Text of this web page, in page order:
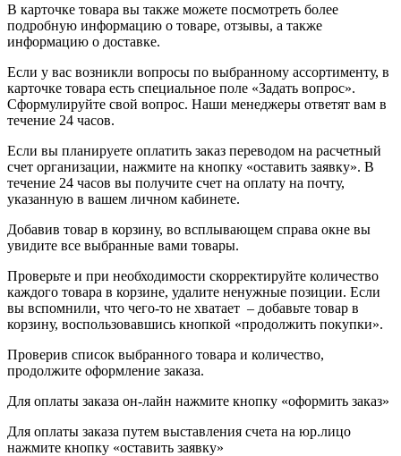
В карточке товара вы также можете посмотреть более
подробную информацию о товаре, отзывы, а также
информацию о доставке.
Если у вас возникли вопросы по выбранному ассортименту, в
карточке товара есть специальное поле «Задать вопрос».
Сформулируйте свой вопрос. Наши менеджеры ответят вам в
течение 24 часов.
Если вы планируете оплатить заказ переводом на расчетный
счет организации, нажмите на кнопку «оставить заявку». В
течение 24 часов вы получите счет на оплату на почту,
указанную в вашем личном кабинете.
Добавив товар в корзину, во всплывающем справа окне вы
увидите все выбранные вами товары.
Проверьте и при необходимости скорректируйте количество
каждого товара в корзине, удалите ненужные позиции. Если
вы вспомнили, что чего-то не хватает – добавьте товар в
корзину, воспользовавшись кнопкой «продолжить покупки».
Проверив список выбранного товара и количество,
продолжите оформление заказа.
Для оплаты заказа он-лайн нажмите кнопку «оформить заказ»
Для оплаты заказа путем выставления счета на юр.лицо
нажмите кнопку «оставить заявку»